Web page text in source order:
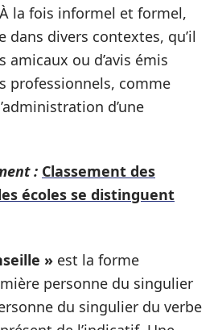
la fois informel et formel,
dans divers contextes, qu’il
amicaux ou d’avis émis
professionnels, comme
d’une
: Classement des
écoles se distinguent
» est la forme
personne du singulier
du singulier du verbe